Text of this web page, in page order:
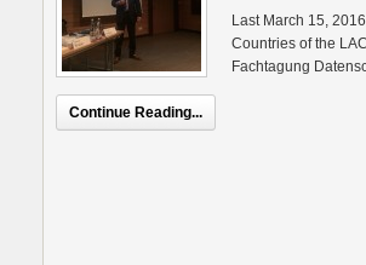
Last March 15,
Countries of the
Fachtagung
Continue Reading...